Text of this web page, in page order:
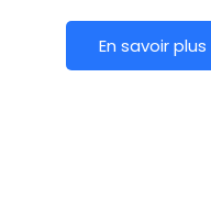
En savoir plus